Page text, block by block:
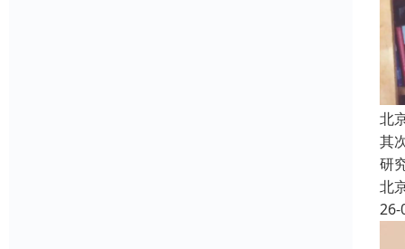
北
其
研
北
26-